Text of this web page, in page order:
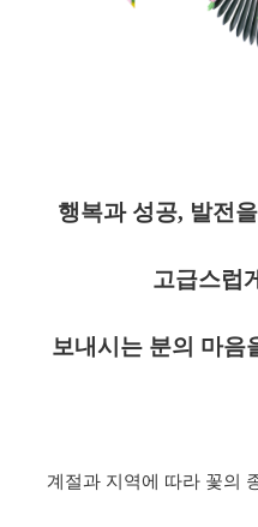
행복과 성공, 발전
고급스럽
보내시는 분의 마음
계절과 지역에 따라 꽃의